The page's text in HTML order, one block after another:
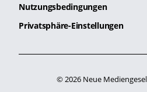
Nutzungsbedingungen
Privatsphäre-Einstellungen
© 2026 Neue